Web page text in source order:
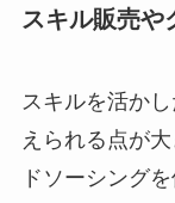
スキル販売や
スキルを活か
えられる点が
ドソーシング